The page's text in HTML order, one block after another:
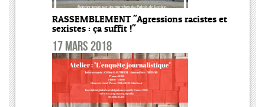
RASSEMBLEMENT "Agressions racistes et
sexistes : ça suffit !"
17 mars 2018